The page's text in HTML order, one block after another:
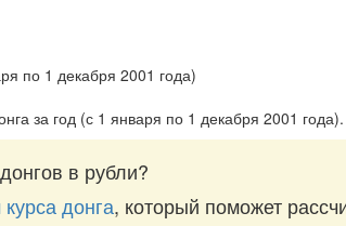
за год (с 1 января по 1 декабря 2001 года).
в рубли?
донга, который поможет